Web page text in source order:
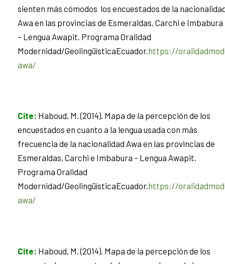
sienten más cómodos los encuestados de la
Awa en las provincias de Esmeraldas, Carchi e Imbabura
– Lengua Awapit. Programa Oralidad
Modernidad/GeolingüísticaEcuador. https://
awa/
Cite: Haboud, M. (2014). Mapa de la percepción de los
encuestados en cuanto a la lengua usada con más
frecuencia de la nacionalidad Awa en las provincias de
Esmeraldas, Carchi e Imbabura – Lengua Awapit.
Programa Oralidad
Modernidad/GeolingüísticaEcuador.https://
awa/
Cite: Haboud, M. (2014). Mapa de la percepción de los